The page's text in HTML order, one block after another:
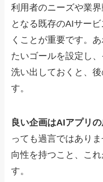
利用者のニーズや業
となる既存のAIサー
くことが重要です。
たいゴールを設定し
洗い出しておくと、
す。
良い企画はAIアプリ
っても過言ではあり
向性を持つこと、こ
す。